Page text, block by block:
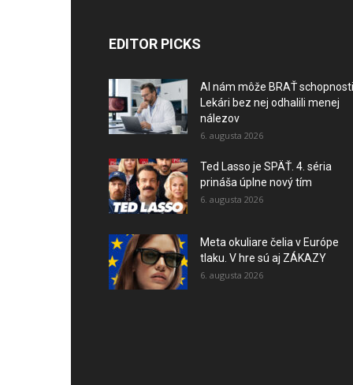
EDITOR PICKS
AI nám môže BRAŤ
Lekári bez nej odhalili menej
nálezov
6. augusta 2026
Ted Lasso je SPÄŤ. 4. séria
prináša úplne nový tím
6. augusta 2026
Meta okuliare čelia v Európe
tlaku. V hre sú aj ZÁKAZY
6. augusta 2026